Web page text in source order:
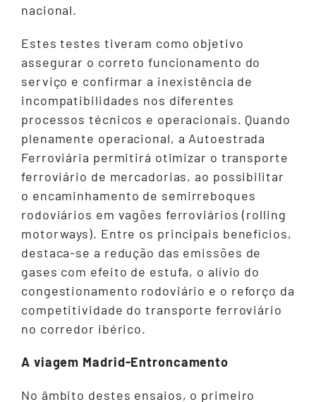
nacional.
Estes testes tiveram como objetivo
assegurar o correto funcionamento do
serviço e confirmar a inexistência de
incompatibilidades nos diferentes
processos técnicos e operacionais. Quando
plenamente operacional, a Autoestrada
Ferroviária permitirá otimizar o transporte
ferroviário de mercadorias, ao possibilitar
o encaminhamento de semirreboques
rodoviários em vagões ferroviários (rolling
motorways). Entre os principais benefícios,
destaca-se a redução das emissões de
gases com efeito de estufa, o alívio do
congestionamento rodoviário e o reforço da
competitividade do transporte ferroviário
no corredor ibérico.
A viagem Madrid-Entroncamento
No âmbito destes ensaios, o primeiro